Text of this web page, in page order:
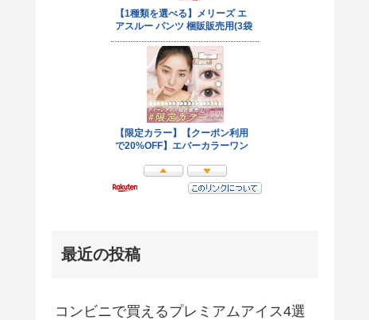
最近の投稿
コンビニで買えるプレミアムアイス4選